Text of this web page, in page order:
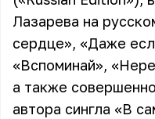
Лазарева на
сердце», «Даже
«Вспоминай»,
а также
автора сингла «В